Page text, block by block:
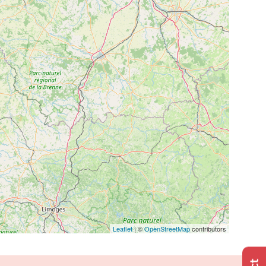
Leaflet| ©OpenStreetMapcontributors